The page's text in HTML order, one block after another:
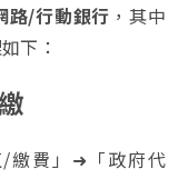
路/行動銀行 ，其中
下：
繳費」➜「政府代